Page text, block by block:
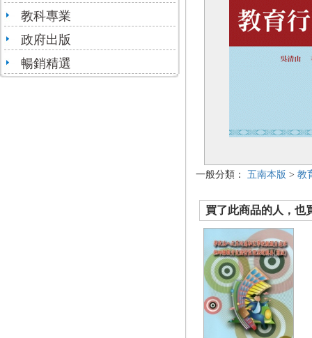
教科專業
政府出版
暢銷精選
一般分類： 五南本版 > 教
買了此商品的人，也